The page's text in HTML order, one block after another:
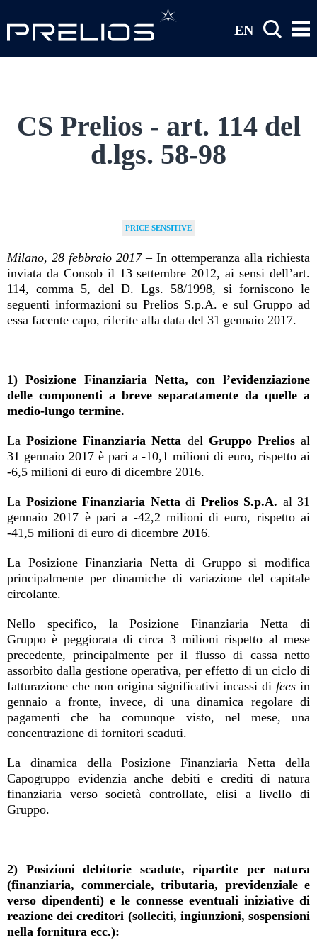
EN
CS Prelios - art. 114 del
d.lgs. 58-98
PRICE SENSITIVE
Milano, 28 febbraio 2017– In ottemperanza alla richiesta
inviata da Consob il 13 settembre 2012, ai sensi dell’art.
114, comma 5, del D. Lgs. 58/1998, si forniscono le
seguenti informazioni su Prelios S.p.A. e sul Gruppo ad
essa facente capo, riferite alla data del 31 gennaio 2017.
1) Posizione Finanziaria Netta, con l’evidenziazione
delle componenti a breve separatamente da quelle a
medio-lungo termine.
LaPosizione Finanziaria Netta del Gruppo Preliosal
31 gennaio 2017 è pari a -10,1 milioni di euro, rispetto ai
-6,5 milioni di euro di dicembre 2016.
La Posizione Finanziaria Nettadi Prelios S.p.A. al 31
gennaio 2017 è pari a -42,2 milioni di euro, rispetto ai
-41,5 milioni di euro di dicembre 2016.
La Posizione Finanziaria Netta di Gruppo si modifica
principalmente per dinamiche di variazione del capitale
circolante.
Nello specifico, la Posizione Finanziaria Netta di
Gruppo è peggiorata di circa 3 milioni rispetto al mese
precedente, principalmente per il flusso di cassa netto
assorbito dalla gestione operativa, per effetto di un ciclo di
fatturazione che non origina significativi incassi di fees in
gennaio a fronte, invece, di una dinamica regolare di
pagamenti che ha comunque visto, nel mese, una
concentrazione di fornitori scaduti.
La dinamica della Posizione Finanziaria Netta della
Capogruppo evidenzia anche debiti e crediti di natura
finanziaria verso società controllate, elisi a livello di
Gruppo.
2) Posizioni debitorie scadute, ripartite per natura
(finanziaria, commerciale, tributaria, previdenziale e
verso dipendenti) e le connesse eventuali iniziative di
reazione dei creditori (solleciti, ingiunzioni, sospensioni
nella fornitura ecc.):